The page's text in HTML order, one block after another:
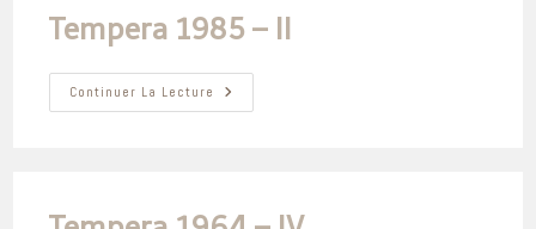
Tempera 1985 – II
Continuer La Lecture Tempera
1985